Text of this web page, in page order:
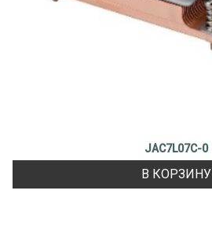
JAC7L07C-0
В КОРЗИНУ